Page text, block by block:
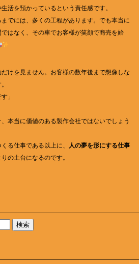
活を預かっているという責任感です。
でには、多くの工程があります。でも本当に
はなく、その車でお客様が笑顔で商売を始
けを見ません。お客様の数年後まで想像しな
」
本当に価値のある製作会社ではないでしょう
る仕事である以上に、
人の夢を形にする仕事
の土台になるのです。